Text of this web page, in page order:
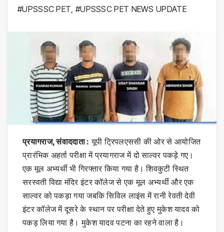
#UPSSSC PET, #UPSSSC PET NEWS UPDATE
प्रयागराज, संवाददाता : यूपी ट्रिपलएससी की ओर से आयोजित
प्रारंभिक अहर्ता परीक्षा में प्रयागराज में दो साल्वर पकड़े गए।
एक मूल अभ्यर्थी भी गिरफ्तार किया गया है। शिवकुटी स्थित
सरस्वती विद्या मंदिर इंटर कॉलेज से एक मूल अभ्यर्थी और एक
साल्वर को पकड़ा गया जबकि सिविल लाइंस में रानी रेवती देवी
इंटर कॉलेज में दूसरे के स्थान पर परीक्षा देते हुए मुकेश यादव को
पकड़ लिया गया है। मुकेश यादव पटना का रहने वाला है।